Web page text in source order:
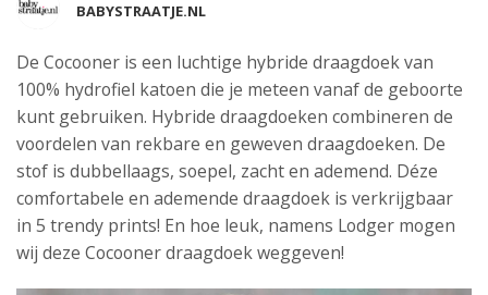
BABYSTRAATJE.NL
De Cocooner is een luchtige hybride draagdoek van
100% hydrofiel katoen die je meteen vanaf de geboorte
kunt gebruiken. Hybride draagdoeken combineren de
voordelen van rekbare en geweven draagdoeken. De
stof is dubbellaags, soepel, zacht en ademend. Déze
comfortabele en ademende draagdoek is verkrijgbaar
in 5 trendy prints! En hoe leuk, namens Lodger mogen
wij deze Cocooner draagdoek weggeven!